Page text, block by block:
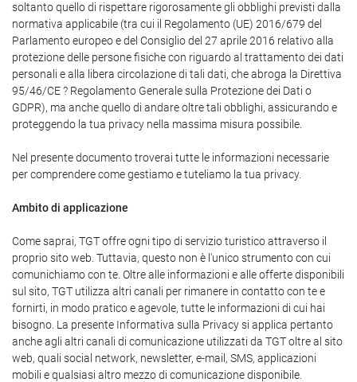
soltanto quello di rispettare rigorosamente gli obblighi previsti dalla
normativa applicabile (tra cui il Regolamento (UE) 2016/679 del
Parlamento europeo e del Consiglio del 27 aprile 2016 relativo alla
protezione delle persone fisiche con riguardo al trattamento dei dati
personali e alla libera circolazione di tali dati, che abroga la Direttiva
95/46/CE ? Regolamento Generale sulla Protezione dei Dati o
GDPR), ma anche quello di andare oltre tali obblighi, assicurando e
proteggendo la tua privacy nella massima misura possibile.
Nel presente documento troverai tutte le informazioni necessarie
per comprendere come gestiamo e tuteliamo la tua privacy.
Ambito di applicazione
Come saprai, TGT offre ogni tipo di servizio turistico attraverso il
proprio sito web. Tuttavia, questo non è l'unico strumento con cui
comunichiamo con te. Oltre alle informazioni e alle offerte disponibili
sul sito, TGT utilizza altri canali per rimanere in contatto con te e
fornirti, in modo pratico e agevole, tutte le informazioni di cui hai
bisogno. La presente Informativa sulla Privacy si applica pertanto
anche agli altri canali di comunicazione utilizzati da TGT oltre al sito
web, quali social network, newsletter, e-mail, SMS, applicazioni
mobili e qualsiasi altro mezzo di comunicazione disponibile.